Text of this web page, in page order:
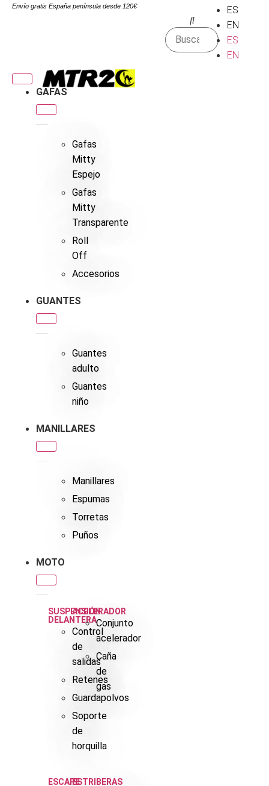
Envío gratis España península desde 120€
ES
EN
ES
EN
GAFAS
Gafas
Mitty
Espejo
Gafas
Mitty
Transparente
Roll
Off
Accesorios
GUANTES
Guantes
adulto
Guantes
niño
MANILLARES
Manillares
Espumas
Torretas
Puños
MOTO
SUSPENSIÓN
DELANTERA
Control
de
salidas
Retenes
Guardapolvos
Soporte
de
horquilla
ACELERADOR
Conjunto
acelerador
Caña
de
gas
ESCAPEESTRIBERAS